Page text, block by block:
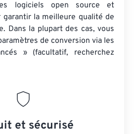
logiciels open source et
garantir la meilleure qualité de
Dans la plupart des cas, vous
de conversion via les
» (facultatif, recherchez
et sécurisé